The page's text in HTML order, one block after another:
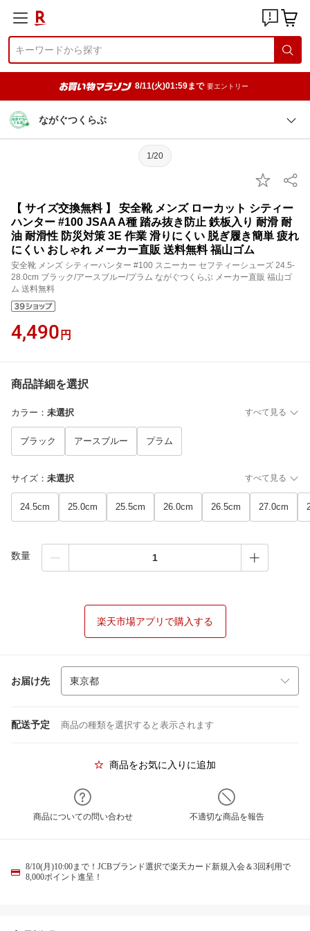
8/11(火)01:59まで 要エントリー
ながぐつくらぶ
1/20
【 サイズ交換無料 】 安全靴 メンズ ローカット シティー
ハンター #100 JSAA A種 踏み抜き防止 鉄板入り 耐滑 耐
油 耐滑性 防災対策 3E 作業 滑りにくい 脱ぎ履き簡単 疲れ
にくい おしゃれ メーカー直販 送料無料 福山ゴム
安全靴 メンズ シティーハンター #100 スニーカー セフティーシューズ 24.5-
28.0cm ブラック/アースブルー/プラム ながぐつくらぶ メーカー直販 福山ゴ
ム 送料無料
4,490 円
商品詳細を選択
カラー ： 未選択 すべて見る
ブラック アースブルー プラム
サイズ ： 未選択 すべて見る
24.5cm 25.0cm 25.5cm 26.0cm 26.5cm 27.0cm
数量
楽天市場アプリで購入する
お届け先
配送予定 商品の種類を選択すると表示されます
商品をお気に入りに追加
商品についての問い合わせ 不適切な商品を報告
8/10(月)10:00まで！JCBブランド選択で楽天カード新規入会＆3回利用で
8,000ポイント進呈！